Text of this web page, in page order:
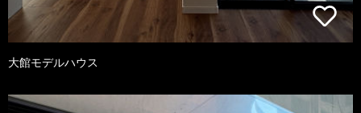
大館モデルハウス